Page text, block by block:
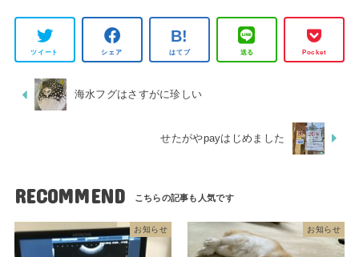
ツイート シェア はてブ 送る Pocket
海水フグはさすがに珍しい
せたがやpayはじめました
RECOMMEND
お知らせ お知らせ